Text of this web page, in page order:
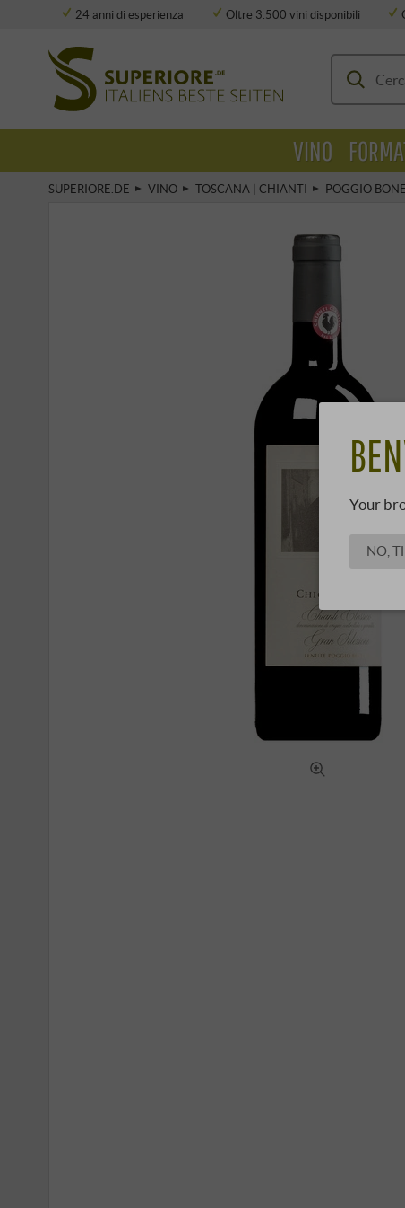
24 anni di esperienza Oltre 3.500 vini disponibili
SUPERIORE.DE VINO TOSCANA | CHIANTI POGGIO
VINO
Your
NO,